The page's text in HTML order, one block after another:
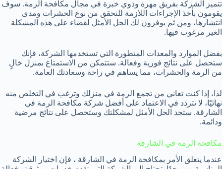
تتميز الشركة بفريق مهرة وذوي خبرة في مجال مكافحة الرمة. سوف
يقومون بأخذ الإجراءات اللازمة للتحقق من نوع الحشرات ومدى
انتشارها، ومن ثم يوفرون لك الحل الأمثل لقضاء على هذه المشكلة
الغير مرغوب فيها.
بفضل الموارد والمعدات المتطورة التي تستخدمها الشركة، فإنك
ستحصل على نتائج فورية وفعالة. ستتمكن من الاستمتاع بمنزل خالٍ
من الرمة والحشرات، مما يساهم في راحة وسعادتك العامة.
لذا، إذا كنت تعاني من تجمع الرمة في منزلك وترغب في التخلص منه
نهائيًا، لا تتردد في الاعتماد على أفضل شركة مكافحة الرمة في
الشارقة. ستجد الحل الأمثل لمشكلتك وستحصل على نتائج مرضية
ودائمة.
مكافحة الرمة في الشارقة
عندما يتعلق الأمر بمكافحة الرمة في الشارقة ، فإن اختيار الشركة